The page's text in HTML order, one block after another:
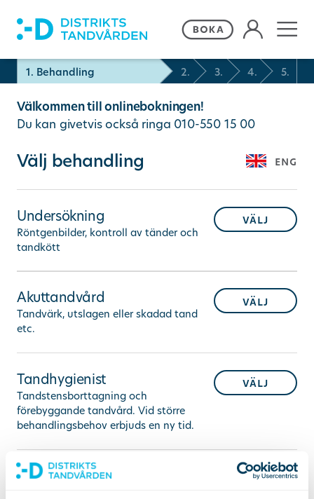
Våra behandlingar
Frågor och svar
Priser och erbjudanden
Om Distriktstandvården
Kontakta oss
Remiss
Ändra/avboka tid
Sök
1. Behandling 2. 3. 4. 5.
Välkommen till onlinebokningen!
Du kan givetvis också ringa 010-550 15 00
Välj behandling eng
Undersökning
Röntgenbilder, kontroll av tänder och
tandkött
välj
Akuttandvård
Tandvärk, utslagen eller skadad tand
etc.
välj
Tandhygienist
Tandstensborttagning och
förebyggande tandvård. Vid större
behandlingsbehov erbjuds en ny tid.
välj
Estetisk tandvård välj